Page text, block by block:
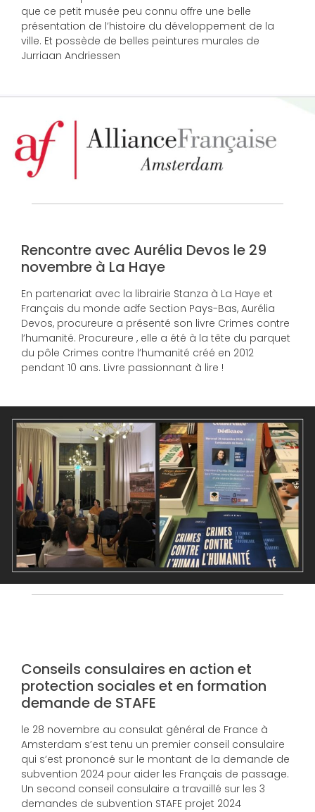
que ce petit musée peu connu offre une belle
présentation de l’histoire du développement de la
ville. Et possède de belles peintures murales de
Jurriaan Andriessen
Rencontre avec Aurélia Devos le 29
novembre à La Haye
En partenariat avec la librairie Stanza à La Haye et
Français du monde adfe Section Pays-Bas, Aurélia
Devos, procureure a présenté son livre Crimes contre
l’humanité. Procureure , elle a été à la tête du parquet
du pôle Crimes contre l’humanité créé en 2012
pendant 10 ans. Livre passionnant à lire !
Conseils consulaires en action et
protection sociales et en formation
demande de STAFE
le 28 novembre au consulat général de France à
Amsterdam s’est tenu un premier conseil consulaire
qui s’est prononcé sur le montant de la demande de
subvention 2024 pour aider les Français de passage.
Un second conseil consulaire a travaillé sur les 3
demandes de subvention STAFE projet 2024